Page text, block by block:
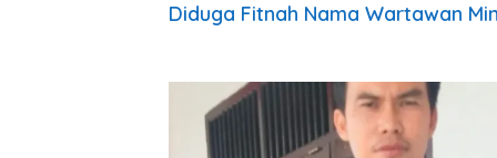
Diduga Fitnah Nama Wartawan